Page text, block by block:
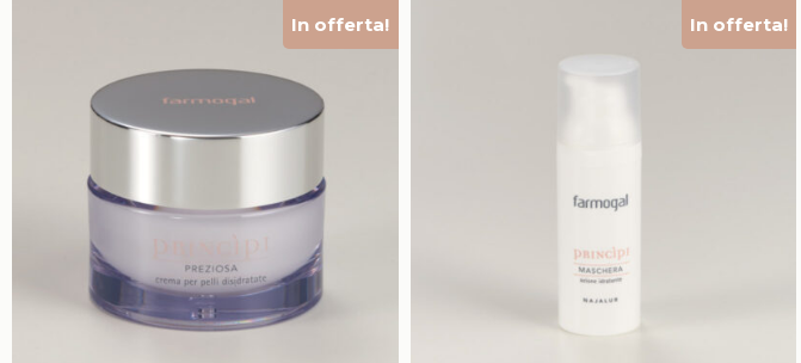
In offerta! In offerta!